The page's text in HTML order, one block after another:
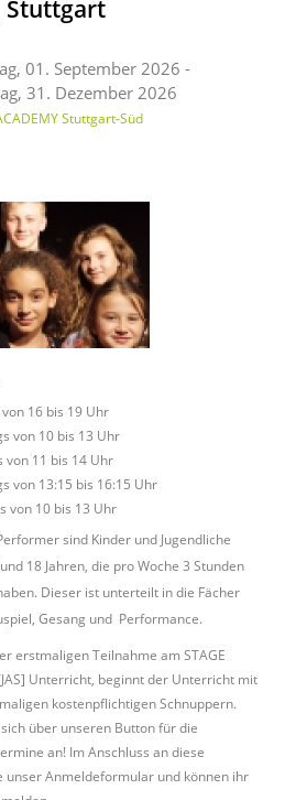
Stuttgart
01. September 2026 -
31. Dezember 2026
Stuttgart-Süd
16 bis 19 Uhr
von 10 bis 13 Uhr
von 11 bis 14 Uhr
von 13:15 bis 16:15 Uhr
von 10 bis 13 Uhr
sind Kinder und Jugendliche
18 Jahren, die pro Woche 3 Stunden
Dieser ist unterteilt indie Fächer
Gesang und Performance.
erstmaligen Teilnahme am STAGE
Unterricht, beginnt der Unterricht mit
kostenpflichtigen Schnuppern.
über unseren Button für die
an! Im Anschluss an diese
unser Anmeldeformular und können ihr